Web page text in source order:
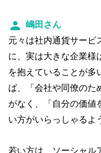
嶋田さん
元々は社内通貨サービ
に、実は大きな企業様
を抱えていることが多
ば、「会社や同僚のた
がなく、「自分の価値
い方がいらっしゃるよ
若い方は、ソーシャル